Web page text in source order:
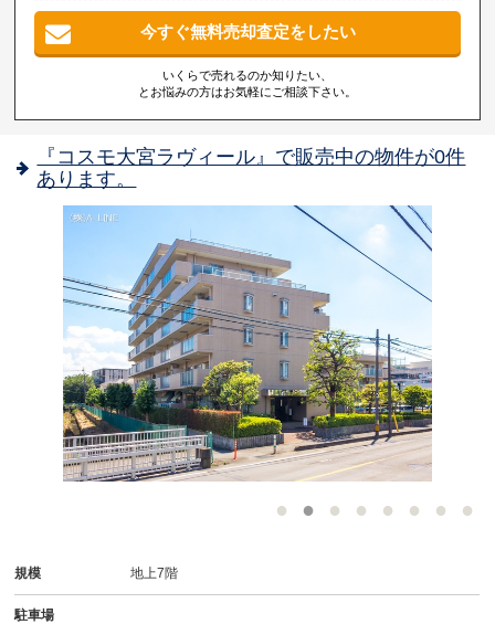
今すぐ無料売却査定をしたい
いくらで売れるのか知りたい、
とお悩みの方はお気軽にご相談下さい。
『コスモ大宮ラヴィール』で販売中の物件が0件
あります。
規模 地上7階
駐車場